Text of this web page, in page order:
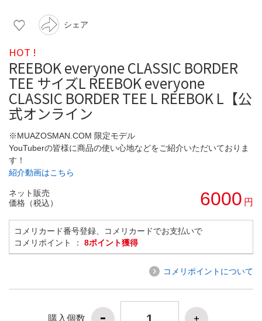
シェア
HOT !
REEBOK everyone CLASSIC BORDER
TEE サイズL REEBOK everyone
CLASSIC BORDER TEE L REEBOK L【公
式オンライン
※MUAZOSMAN.COM 限定モデル
YouTuberの皆様に商品の使い心地などをご紹介いただいておりま
す！
紹介動画はこちら
ネット販売
価格（税込）
6000 円
コメリカード番号登録、コメリカードでお支払いで
コメリポイント ： 8ポイント獲得
コメリポイントについて
購入個数